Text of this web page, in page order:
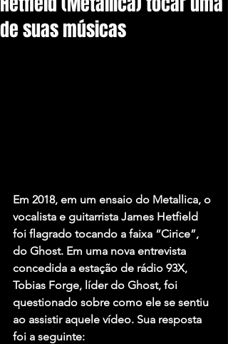
de suas músicas
Em 2018, em um ensaio do Metallica, o
vocalista e guitarrista James Hetfield
foi flagrado tocando a faixa “Cirice”,
do Ghost. Em uma nova entrevista
concedida a estação de rádio 93X,
Tobias Forge, líder do Ghost, foi
questionado sobre como ele se sentiu
ao assistir aquele vídeo. Sua resposta
foi a seguinte: